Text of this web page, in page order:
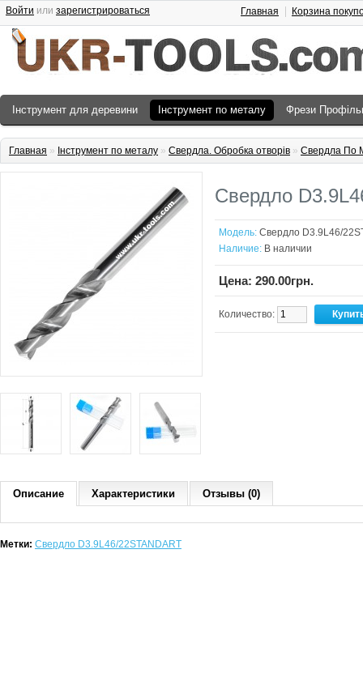
Войти или зарегистрироваться Главная Корзина
Інструмент для деревини Інструмент по металу Фрези
Главная » Інструмент по металу » Свердла. Обробка отворів » Свердла По
Свердло
Модель: Свердло D3.9L46/
Наличие: В наличии
Цена: 290.00грн.
Количество:
Описание Характеристики Отзывы (0)
Метки: Свердло D3.9L46/22STANDART